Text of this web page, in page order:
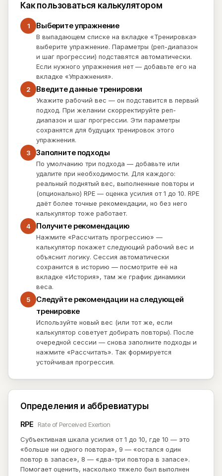
Как пользоваться калькулятором
1 Выберите упражнение
В выпадающем списке на вкладке «Тренировка»
выберите упражнение. Параметры (реп-диапазон
и шаг прогрессии) подставятся автоматически.
Если нужного упражнения нет — добавьте его на
вкладке «Упражнения».
2
Введите данные тренировки
Укажите рабочий вес — он подставится в первый
подход. При желании скорректируйте реп-
диапазон и шаг прогрессии. Эти параметры
сохранятся для будущих тренировок этого
упражнения.
3
Заполните подходы
По умолчанию три подхода — добавьте или
удалите при необходимости. Для каждого:
реальный поднятый вес, выполненные повторы и
(опционально) RPE — оценка усилия от 1 до 10. RPE
даёт более точные рекомендации, но без него
калькулятор тоже работает.
4
Получите рекомендацию
Нажмите «Рассчитать прогрессию» —
калькулятор покажет следующий рабочий вес и
объяснит логику. Сессия автоматически
сохранится в историю — посмотрите её на
вкладке «История», там же график динамики
веса.
5
Следуйте рекомендации на следующей
тренировке
Используйте новый вес (или тот же, если
калькулятор советует добирать повторы). После
очередной сессии — снова заполните подходы и
нажмите «Рассчитать». Так формируется
устойчивая прогрессия.
Определения и аббревиатуры
RPE
Rate of Perceived Exertion
Субъективная шкала усилия от 1 до 10, где 10 — это
«больше ни одного повтора», 9 — «остался один
повтор в запасе», 8 — «два-три повтора в запасе».
Помогает оценить, насколько тяжело был выполнен